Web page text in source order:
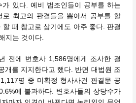
있다. 예비 법조인들이 공부를 하는
로 최고의 판결들을 뽑아서 공부를 할
때 참고로 삼기에도 아주 좋다. 판결
지는 것이다.
전에 변호사 1,586명에게 조사한 결
개를 지지한다고 했다. 반면 대법원 조
명 중 미확정 형사사건 판결문 공
에 불과하다. 변호사들의 상당수가